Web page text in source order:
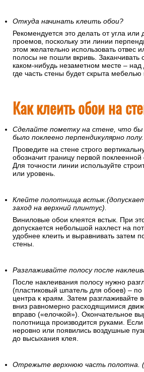
Откуда начинать клеить обои?
Рекомендуется это делать от угла или
проемов, поскольку эти линии
этом желательно использовать отвес
полосы не пошли вкривь. Заканчивать
каком-нибудь незаметном месте – над
где часть стены будет скрыта
Как клеить обои на
Сделайте пометку на стене, что бы
было поклеено перпендикулярно полу.
Проведите на стене строго
обозначит границу первой
Для точности линии используйте
или уровень.
Клейте полотнища
заход на верхний плинтус).
Виниловые обои клеятся встык. При
допускается небольшой нахлест на
удобнее клеить и выравнивать затем
стены.
Разглаживайте полосу после
После наклеивания полосу нужно
(пластиковый шпатель для обоев) –
центра к краям. Затем разглаживайте
вниз равномерно расходящимися
вправо («елочкой»). Окончательное
полотнища производится руками.
неровно или появились воздушные
до высыхания клея.
Отрежьте верхнюю часть полотна.